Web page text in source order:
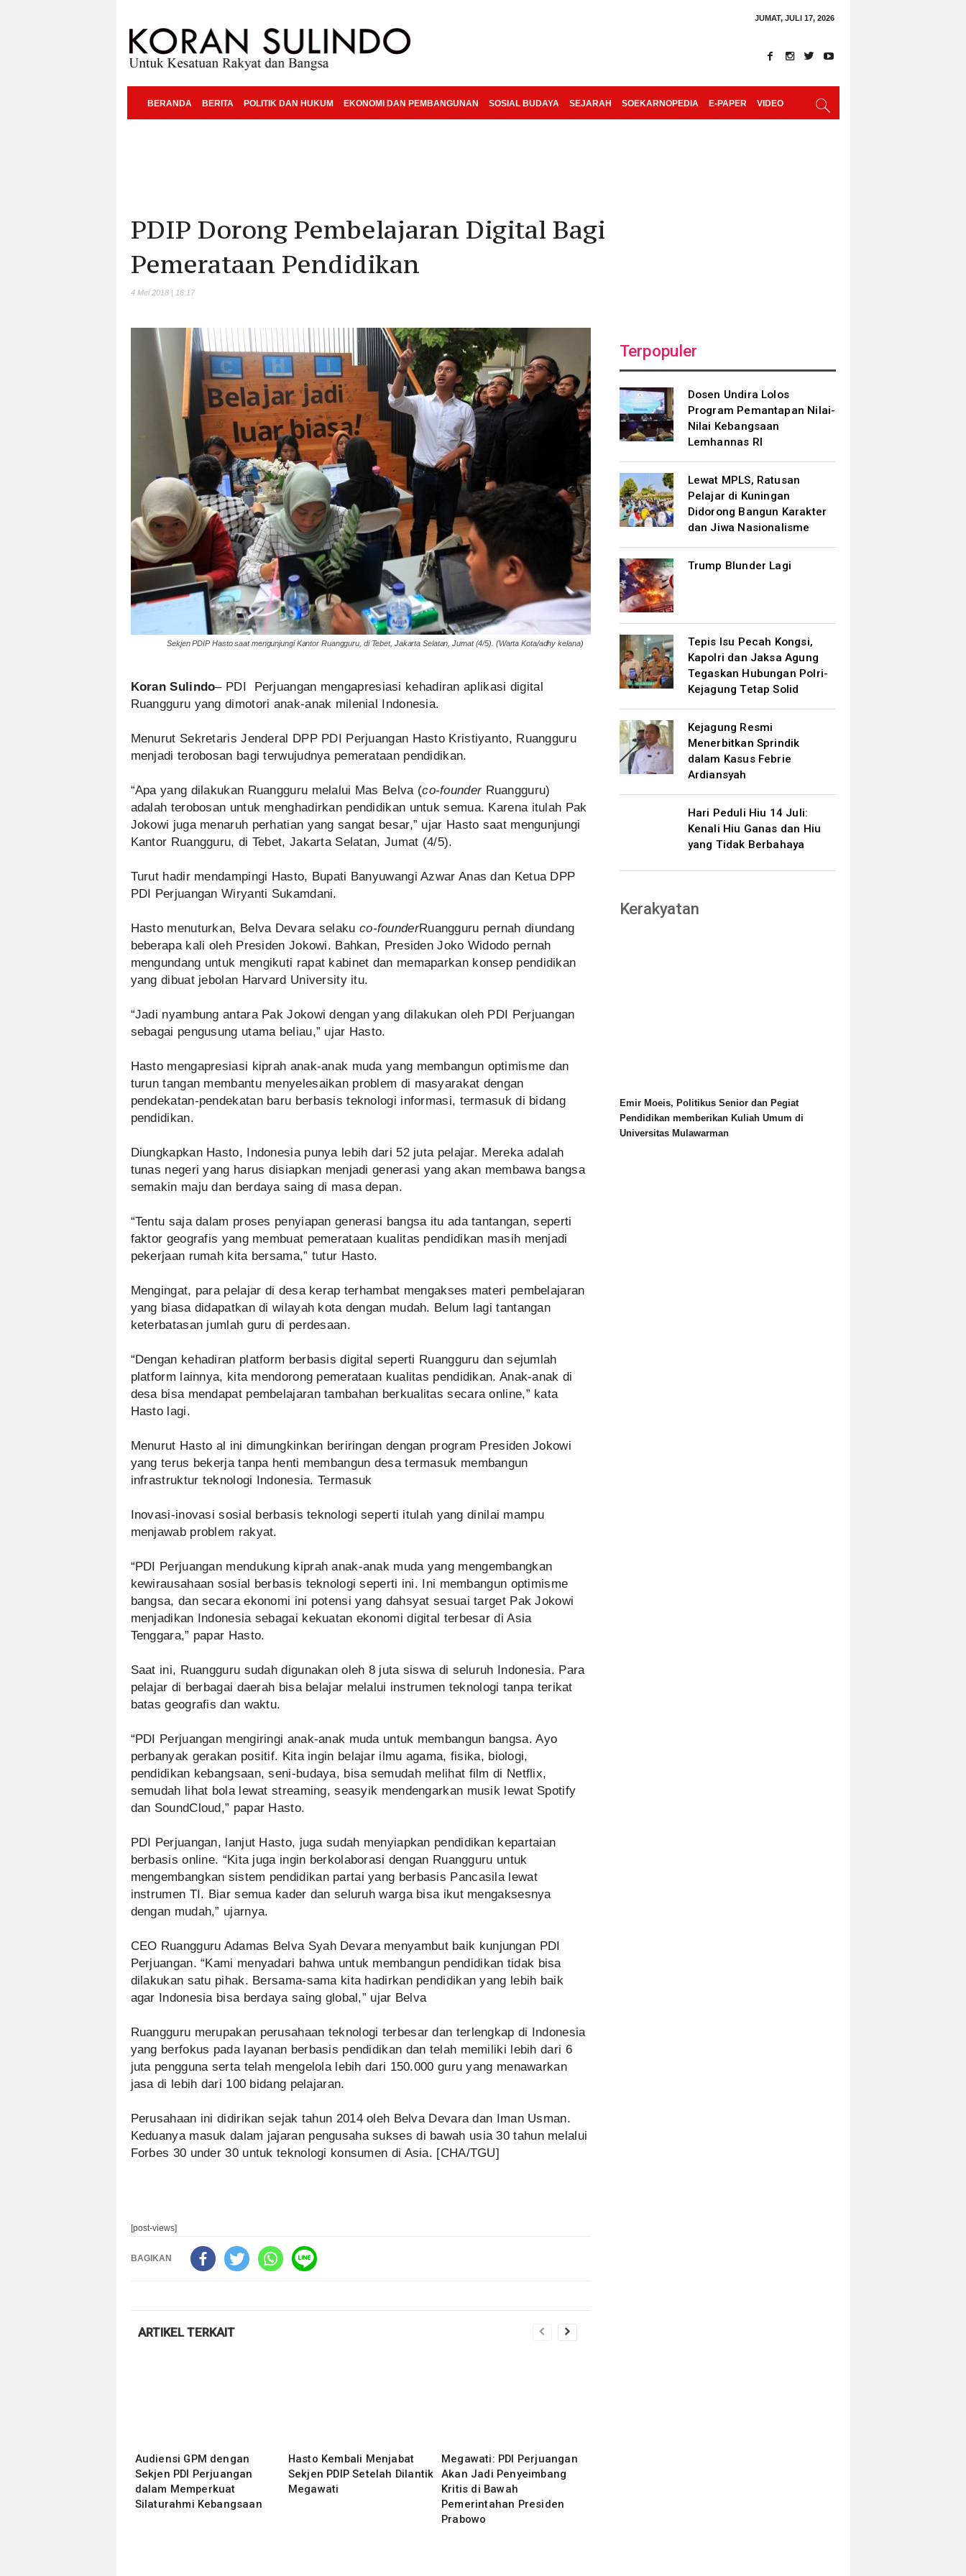
JUMAT, JULI 17, 2026
BERANDA BERITA POLITIK DAN HUKUM EKONOMI DAN PEMBANGUNAN SOSIAL BUDAYA SEJARAH SOEKARNOPEDIA E-PAPER VIDEO
PDIP Dorong Pembelajaran Digital Bagi
Pemerataan Pendidikan
4 Mei 2018 | 16:17
Sekjen PDIP Hasto saat mengunjungi Kantor Ruangguru, di Tebet, Jakarta Selatan, Jumat (4/5). (Warta Kota/adhy kelana)
Koran Sulindo– PDI Perjuangan mengapresiasi kehadiran aplikasi digital
Ruangguru yang dimotori anak-anak milenial Indonesia.
Menurut Sekretaris Jenderal DPP PDI Perjuangan Hasto Kristiyanto, Ruangguru
menjadi terobosan bagi terwujudnya pemerataan pendidikan.
“Apa yang dilakukan Ruangguru melalui Mas Belva (co-founderRuangguru)
adalah terobosan untuk menghadirkan pendidikan untuk semua. Karena itulah Pak
Jokowi juga menaruh perhatian yang sangat besar,” ujar Hasto saat mengunjungi
Kantor Ruangguru, di Tebet, Jakarta Selatan, Jumat (4/5).
Turut hadir mendampingi Hasto, Bupati Banyuwangi Azwar Anas dan Ketua DPP
PDI Perjuangan Wiryanti Sukamdani.
Hasto menuturkan, Belva Devara selaku co-founderRuangguru pernah diundang
beberapa kali oleh Presiden Jokowi. Bahkan, Presiden Joko Widodo pernah
mengundang untuk mengikuti rapat kabinet dan memaparkan konsep pendidikan
yang dibuat jebolan Harvard University itu.
“Jadi nyambung antara Pak Jokowi dengan yang dilakukan oleh PDI Perjuangan
sebagai pengusung utama beliau,” ujar Hasto.
Hasto mengapresiasi kiprah anak-anak muda yang membangun optimisme dan
turun tangan membantu menyelesaikan problem di masyarakat dengan
pendekatan-pendekatan baru berbasis teknologi informasi, termasuk di bidang
pendidikan.
Diungkapkan Hasto, Indonesia punya lebih dari 52 juta pelajar. Mereka adalah
tunas negeri yang harus disiapkan menjadi generasi yang akan membawa bangsa
semakin maju dan berdaya saing di masa depan.
“Tentu saja dalam proses penyiapan generasi bangsa itu ada tantangan, seperti
faktor geografis yang membuat pemerataan kualitas pendidikan masih menjadi
pekerjaan rumah kita bersama,” tutur Hasto.
Mengingat, para pelajar di desa kerap terhambat mengakses materi pembelajaran
yang biasa didapatkan di wilayah kota dengan mudah. Belum lagi tantangan
keterbatasan jumlah guru di perdesaan.
“Dengan kehadiran platform berbasis digital seperti Ruangguru dan sejumlah
platform lainnya, kita mendorong pemerataan kualitas pendidikan. Anak-anak di
desa bisa mendapat pembelajaran tambahan berkualitas secara online,” kata
Hasto lagi.
Menurut Hasto al ini dimungkinkan beriringan dengan program Presiden Jokowi
yang terus bekerja tanpa henti membangun desa termasuk membangun
infrastruktur teknologi Indonesia. Termasuk
Inovasi-inovasi sosial berbasis teknologi seperti itulah yang dinilai mampu
menjawab problem rakyat.
“PDI Perjuangan mendukung kiprah anak-anak muda yang mengembangkan
kewirausahaan sosial berbasis teknologi seperti ini. Ini membangun optimisme
bangsa, dan secara ekonomi ini potensi yang dahsyat sesuai target Pak Jokowi
menjadikan Indonesia sebagai kekuatan ekonomi digital terbesar di Asia
Tenggara,” papar Hasto.
Saat ini, Ruangguru sudah digunakan oleh 8 juta siswa di seluruh Indonesia. Para
pelajar di berbagai daerah bisa belajar melalui instrumen teknologi tanpa terikat
batas geografis dan waktu.
“PDI Perjuangan mengiringi anak-anak muda untuk membangun bangsa. Ayo
perbanyak gerakan positif. Kita ingin belajar ilmu agama, fisika, biologi,
pendidikan kebangsaan, seni-budaya, bisa semudah melihat film di Netflix,
semudah lihat bola lewat streaming, seasyik mendengarkan musik lewat Spotify
dan SoundCloud,” papar Hasto.
PDI Perjuangan, lanjut Hasto, juga sudah menyiapkan pendidikan kepartaian
berbasis online. “Kita juga ingin berkolaborasi dengan Ruangguru untuk
mengembangkan sistem pendidikan partai yang berbasis Pancasila lewat
instrumen TI. Biar semua kader dan seluruh warga bisa ikut mengaksesnya
dengan mudah,” ujarnya.
CEO Ruangguru Adamas Belva Syah Devara menyambut baik kunjungan PDI
Perjuangan. “Kami menyadari bahwa untuk membangun pendidikan tidak bisa
dilakukan satu pihak. Bersama-sama kita hadirkan pendidikan yang lebih baik
agar Indonesia bisa berdaya saing global,” ujar Belva
Ruangguru merupakan perusahaan teknologi terbesar dan terlengkap di Indonesia
yang berfokus pada layanan berbasis pendidikan dan telah memiliki lebih dari 6
juta pengguna serta telah mengelola lebih dari 150.000 guru yang menawarkan
jasa di lebih dari 100 bidang pelajaran.
Perusahaan ini didirikan sejak tahun 2014 oleh Belva Devara dan Iman Usman.
Keduanya masuk dalam jajaran pengusaha sukses di bawah usia 30 tahun melalui
Forbes 30 under 30 untuk teknologi konsumen di Asia. [CHA/TGU]
[post-views]
BAGIKAN
ARTIKEL TERKAIT
Audiensi GPM dengan
Sekjen PDI Perjuangan
dalam Memperkuat
Silaturahmi Kebangsaan
‎Hasto Kembali Menjabat
Sekjen PDIP Setelah Dilantik
Megawati
Megawati: PDI Perjuangan
Akan Jadi Penyeimbang
Kritis di Bawah
Pemerintahan Presiden
Prabowo
Terpopuler
Dosen Undira Lolos
Program Pemantapan Nilai-
Nilai Kebangsaan
Lemhannas RI
Lewat MPLS, Ratusan
Pelajar di Kuningan
Didorong Bangun Karakter
dan Jiwa Nasionalisme
Trump Blunder Lagi
Tepis Isu Pecah Kongsi,
Kapolri dan Jaksa Agung
Tegaskan Hubungan Polri-
Kejagung Tetap Solid
Kejagung Resmi
Menerbitkan Sprindik
dalam Kasus Febrie
Ardiansyah
Hari Peduli Hiu 14 Juli:
Kenali Hiu Ganas dan Hiu
yang Tidak Berbahaya
Kerakyatan
Emir Moeis, Politikus Senior dan Pegiat
Pendidikan memberikan Kuliah Umum di
Universitas Mulawarman